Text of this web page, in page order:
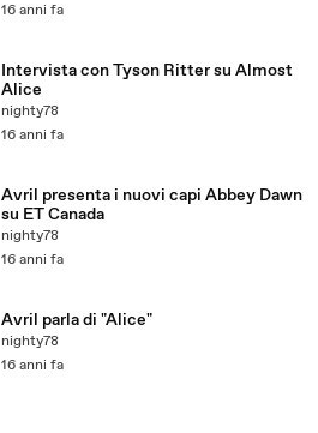
16 anni fa
Intervista con Tyson Ritter su Almost
Alice
nighty78
16 anni fa
Avril presenta i nuovi capi Abbey Dawn
su ET Canada
nighty78
16 anni fa
Avril parla di "Alice"
nighty78
16 anni fa